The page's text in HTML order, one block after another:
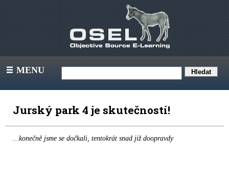
III MENU
Jurský park 4 je skutečností!
…konečně jsme se dočkali, tentokrát snad již doopravdy